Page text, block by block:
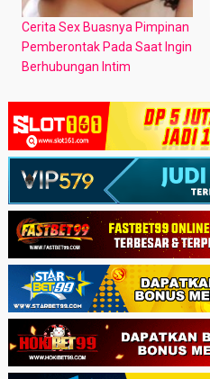
Cerita Sex Buasnya Pimpinan
Pemberontak Pada Saat Ingin
Berhubungan Intim